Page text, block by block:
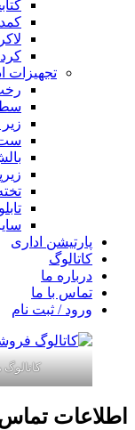
کمد
لاکر
تجهیزات
ست
پارتیشن اداری
کاتالوگ
درباره ما
تماس با ما
ورود / ثبت نام
کاتالوگ
اطلاعات